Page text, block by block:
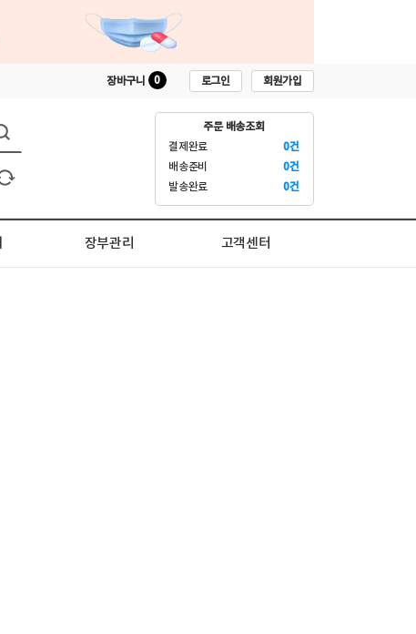
장바구니 0 로그인 회원가입
주문 배송조회
결제완료
0건
배송준비
0건
발송완료
0건
장부관리 고객센터